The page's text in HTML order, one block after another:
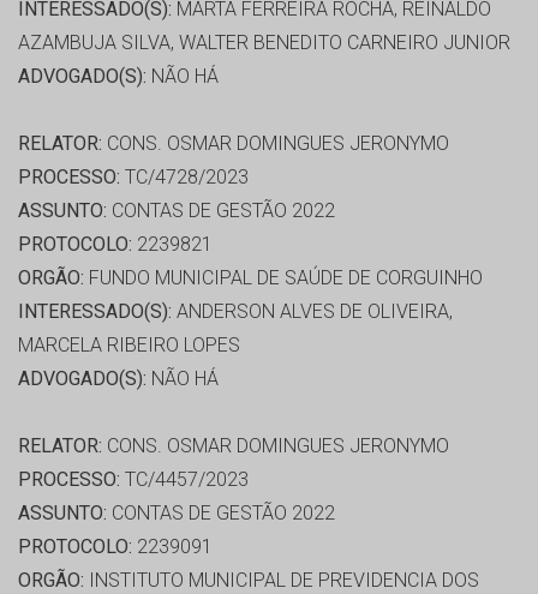
INTERESSADO(S): MARTA FERREIRA ROCHA, REINALDO
AZAMBUJA SILVA, WALTER BENEDITO CARNEIRO JUNIOR
ADVOGADO(S): NÃO HÁ
RELATOR: CONS. OSMAR DOMINGUES JERONYMO
PROCESSO: TC/4728/2023
ASSUNTO: CONTAS DE GESTÃO 2022
PROTOCOLO: 2239821
ORGÃO: FUNDO MUNICIPAL DE SAÚDE DE CORGUINHO
INTERESSADO(S): ANDERSON ALVES DE OLIVEIRA,
MARCELA RIBEIRO LOPES
ADVOGADO(S): NÃO HÁ
RELATOR: CONS. OSMAR DOMINGUES JERONYMO
PROCESSO: TC/4457/2023
ASSUNTO: CONTAS DE GESTÃO 2022
PROTOCOLO: 2239091
ORGÃO: INSTITUTO MUNICIPAL DE PREVIDENCIA DOS